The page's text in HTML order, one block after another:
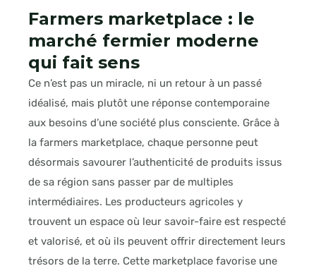
Farmers marketplace : le
marché fermier moderne
qui fait sens
Ce n’est pas un miracle, ni un retour à un passé
idéalisé, mais plutôt une réponse contemporaine
aux besoins d’une société plus consciente. Grâce à
la farmers marketplace, chaque personne peut
désormais savourer l’authenticité de produits issus
de sa région sans passer par de multiples
intermédiaires. Les producteurs agricoles y
trouvent un espace où leur savoir-faire est respecté
et valorisé, et où ils peuvent offrir directement leurs
trésors de la terre. Cette marketplace favorise une